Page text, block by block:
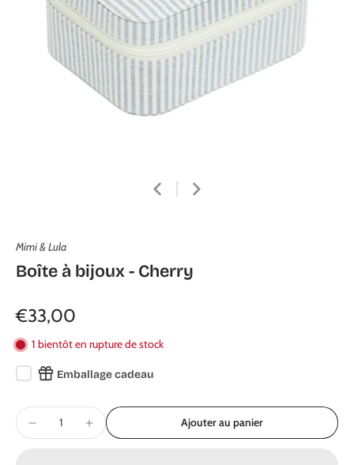
Mimi & Lula
Boîte à bijoux - Cherry
€33,00
1 bientôt en rupture de stock
Emballage cadeau
Ajouter au panier